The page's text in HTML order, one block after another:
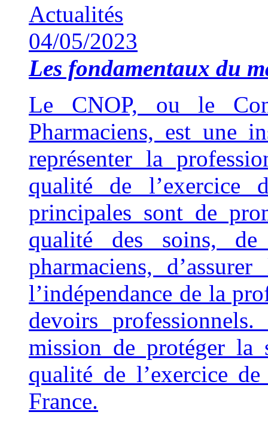
Actualités
04/05/2023
Les fondamentaux du
Le CNOP, ou le
Pharmaciens, est une
représenter la
qualité de l’exercice
principales sont de
qualité des soins,
pharmaciens,
l’indépendance de la
devoirs
mission de protéger la
qualité de l’exercice
France.